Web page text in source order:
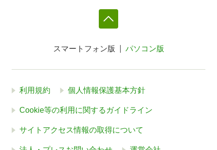
スマートフォン版 パソコン版
利用規約 個人情報保護基本方針
Cookie等の利用に関するガイドライン
サイトアクセス情報の取得について